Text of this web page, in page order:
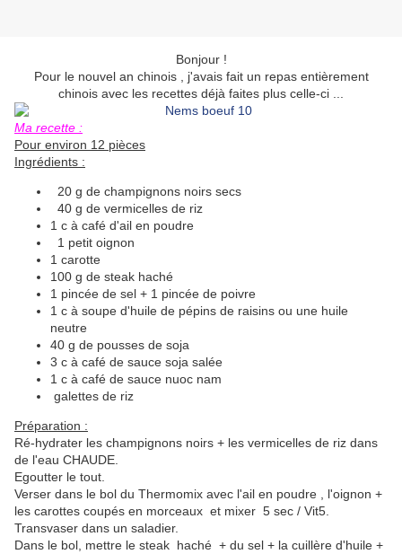
Bonjour !
Pour le nouvel an chinois , j'avais fait un repas entièrement
chinois avec les recettes déjà faites plus celle-ci ...
Ma recette :
Pour environ 12 pièces
Ingrédients :
20 g de champignons noirs secs
40 g de vermicelles de riz
1 c à café d'ail en poudre
1 petit oignon
1 carotte
100 g de steak haché
1 pincée de sel + 1 pincée de poivre
1 c à soupe d'huile de pépins de raisins ou une huile
neutre
40 g de pousses de soja
3 c à café de sauce soja salée
1 c à café de sauce nuoc nam
galettes de riz
Préparation :
Ré-hydrater les champignons noirs + les vermicelles de riz dans
de l'eau CHAUDE.
Egoutter le tout.
Verser dans le bol du Thermomix avec l'ail en poudre , l'oignon +
les carottes coupés en morceaux et mixer 5 sec / Vit5.
Transvaser dans un saladier.
Dans le bol, mettre le steak haché + du sel + la cuillère d'huile +